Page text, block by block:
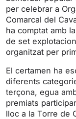
a
y
per celebrar a
Comarcal del
ha comptat amb
de set
organitzat per
El certamen ha
diferents
terçona, egua
premiats
lloc a la Torre de